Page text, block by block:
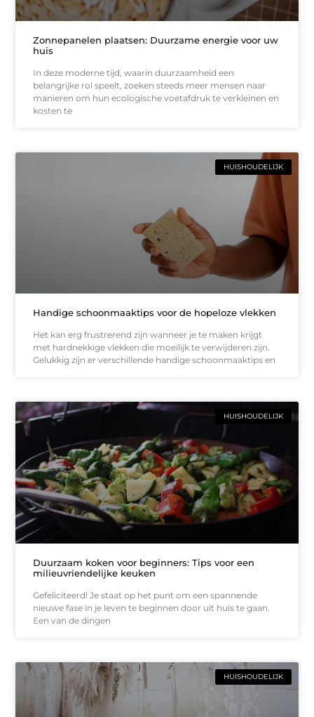
Zonnepanelen plaatsen: Duurzame energie voor uw
huis
In deze moderne tijd, waarin duurzaamheid een
belangrijke rol speelt, zoeken steeds meer mensen naar
manieren om hun ecologische voetafdruk te verkleinen en
kosten te
HUISHOUDELIJK
Handige schoonmaaktips voor de hopeloze vlekken
Het kan erg frustrerend zijn wanneer je te maken krijgt
met hardnekkige vlekken die moeilijk te verwijderen zijn.
Gelukkig zijn er verschillende handige schoonmaaktips en
HUISHOUDELIJK
Duurzaam koken voor beginners: Tips voor een
milieuvriendelijke keuken
Gefeliciteerd! Je staat op het punt om een spannende
nieuwe fase in je leven te beginnen door uit huis te gaan.
Een van de dingen
HUISHOUDELIJK